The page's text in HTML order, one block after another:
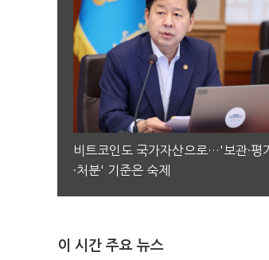
비트코인도 국가자산으로…'보관·평
·처분' 기준은 숙제
이 시간 주요 뉴스